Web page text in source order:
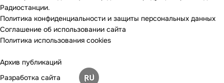
Радиостанции.
Политика конфиденциальности и защиты персональных данных
Соглашение об использовании сайта
Политика использования cookies
Архив публикаций
Разработка сайта